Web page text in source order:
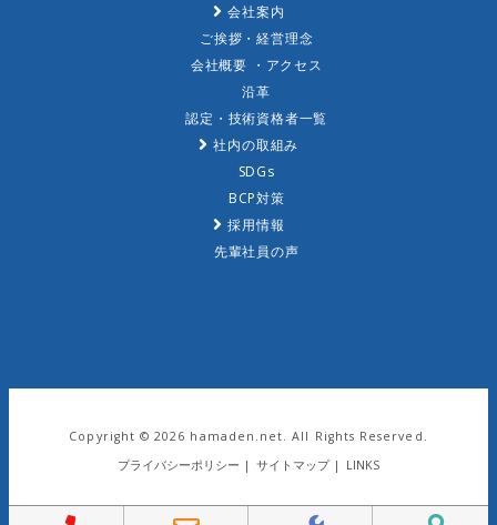
会社案内
ご挨拶・経営理念
会社概要 ・アクセス
沿革
認定・技術資格者一覧
社内の取組み
SDGs
BCP対策
採用情報
先輩社員の声
Copyright ©2026 hamaden.net. All Rights Reserved.
プライバシーポリシー | サイトマップ| LINKS